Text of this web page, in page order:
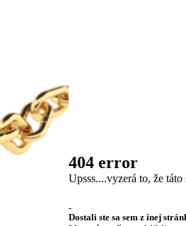
404 error
Upsss....vyzerá to, že táto
Dostali ste sa sem z inej